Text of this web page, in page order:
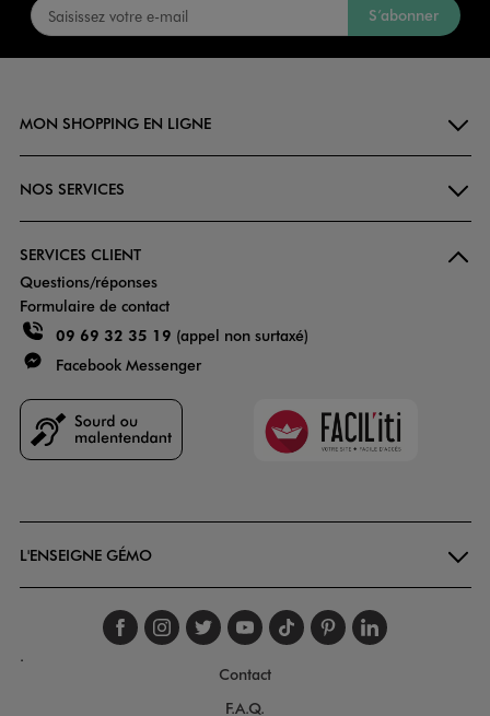
S’abonner
MON SHOPPING EN LIGNE
NOS SERVICES
SERVICES CLIENT
Questions/réponses
Formulaire de contact
09 69 32 35 19 (appel non surtaxé)
Facebook Messenger
Faciliti
L'ENSEIGNE GÉMO
Suivez-nous sur
Suivez-nous sur
Suivez-nous sur
Suivez-nous
Suivez-nous
Suivez-
.
Contact
F.A.Q.